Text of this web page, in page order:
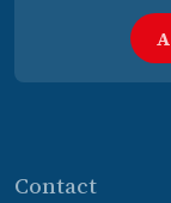
Contact